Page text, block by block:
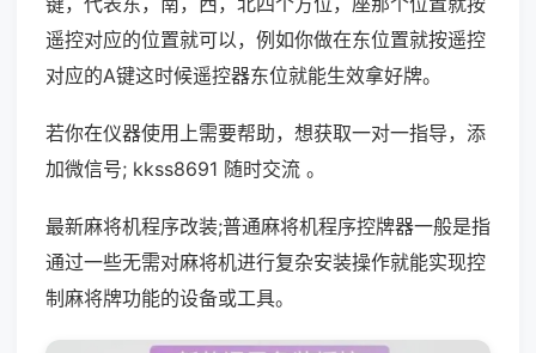
遥控对应的位置就可以，例如你做在东位置就按遥控
对应的A键这时候遥控器东位就能生效拿好牌。
若你在仪器使用上需要帮助，想获取一对一指导，添
加微信号; kkss8691 随时交流 。
最新麻将机程序改装;普通麻将机程序控牌器一般是指
通过一些无需对麻将机进行复杂安装操作就能实现控
制麻将牌功能的设备或工具。